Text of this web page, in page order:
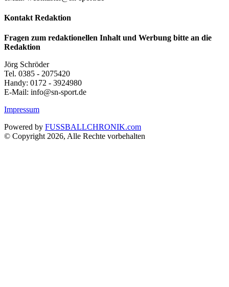
Kontakt Redaktion
Fragen zum redaktionellen Inhalt und Werbung bitte an die
Redaktion
Jörg Schröder
Tel. 0385 - 2075420
Handy: 0172 - 3924980
E-Mail: info@sn-sport.de
Impressum
Powered by FUSSBALLCHRONIK.com
© Copyright 2026, Alle Rechte vorbehalten